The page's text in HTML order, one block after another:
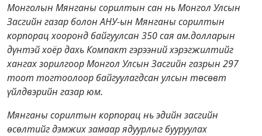
Монголын Мянганы сорилтын сан нь Монгол Улсын
Засгийн газар болон АНУ-ын Мянганы сорилтын
корпорац хооронд байгуулсан 350 сая ам.долларын
дүнтэй хоёр дахь Компакт гэрээний хэрэгжилтийг
хангах зорилгоор Монгол Улсын Засгийн газрын 297
тоот тогтоолоор байгуулагдсан улсын төсөвт
үйлдвэрийн газар юм.
Мянганы сорилтын корпорац нь эдийн засгийн
өсөлтийг дэмжих замаар ядуурлыг бууруулах